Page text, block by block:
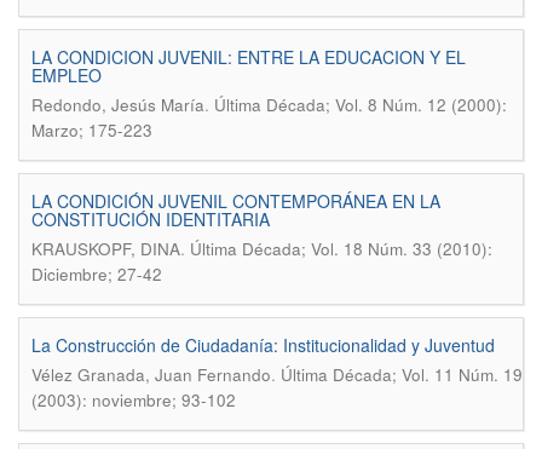
LA CONDICION JUVENIL: ENTRE LA EDUCACION Y EL
EMPLEO
Redondo, Jesús María. Última Década; Vol. 8 Núm. 12 (2000):
Marzo; 175-223
LA CONDICIÓN JUVENIL CONTEMPORÁNEA EN LA
CONSTITUCIÓN IDENTITARIA
KRAUSKOPF, DINA. Última Década; Vol. 18 Núm. 33 (2010):
Diciembre; 27-42
La Construcción de Ciudadanía: Institucionalidad y Juventud
Vélez Granada, Juan Fernando. Última Década; Vol. 11 Núm. 19
(2003): noviembre; 93-102